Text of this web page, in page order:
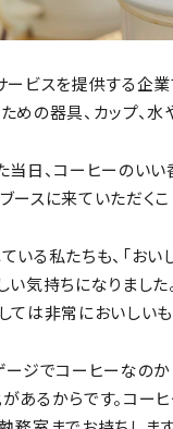
ービスを提供する企
めの器具、カップ、
当日、コーヒーのい
ースに来ていただくこ
いる私たちも、「お
い気持ちになりまし
ては非常においしいも
ージでコーヒーなの
あるからです。コー